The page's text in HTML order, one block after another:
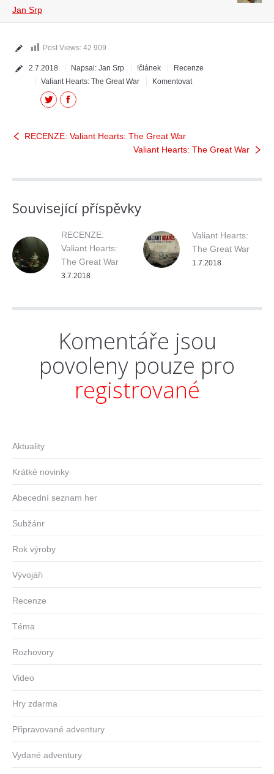
Jan Srp
Post Views: 42 909
2.7.2018 Napsal: Jan Srp !článek
Recenze
Valiant Hearts: The Great War
Komentovat
Facebook
Twitter
RECENZE: Valiant Hearts: The Great War
Valiant Hearts: The Great War
Související příspěvky
RECENZE:
Valiant Hearts:
The Great War
3.7.2018
Valiant Hearts:
The Great War
1.7.2018
Komentáře jsou
povoleny pouze pro
registrované
Aktuality
Krátké novinky
Abecední seznam her
Subžánr
Rok výroby
Vývojáři
Recenze
Téma
Rozhovory
Video
Hry zdarma
Připravované adventury
Vydané adventury